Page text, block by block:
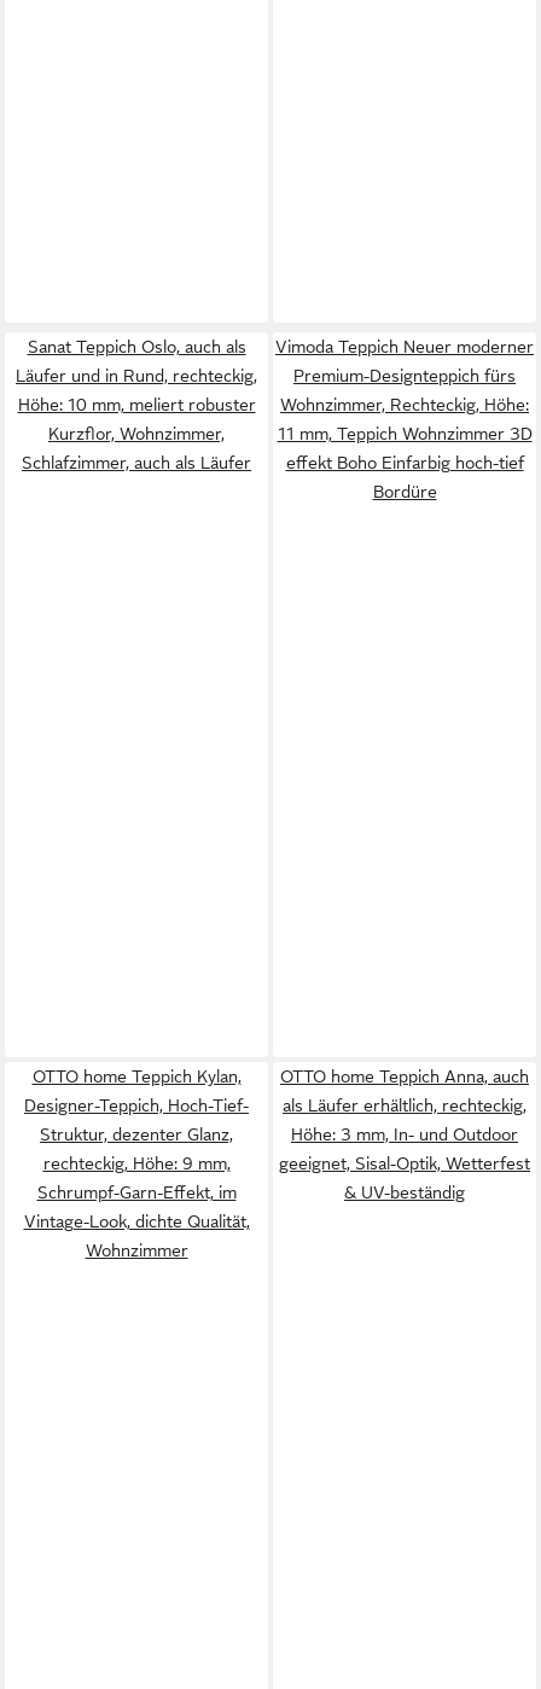
Sanat Teppich Oslo, auch als
Läufer und in Rund, rechteckig,
Höhe: 10 mm, meliert robuster
Kurzflor, Wohnzimmer,
Schlafzimmer, auch als Läufer
Vimoda Teppich Neuer moderner
Premium-Designteppich fürs
Wohnzimmer, Rechteckig, Höhe:
11 mm, Teppich Wohnzimmer 3D
effekt Boho Einfarbig hoch-tief
Bordüre
OTTO home Teppich Kylan,
Designer-Teppich, Hoch-Tief-
Struktur, dezenter Glanz,
rechteckig, Höhe: 9 mm,
Schrumpf-Garn-Effekt, im
Vintage-Look, dichte Qualität,
Wohnzimmer
OTTO home Teppich Anna, auch
als Läufer erhältlich, rechteckig,
Höhe: 3 mm, In- und Outdoor
geeignet, Sisal-Optik, Wetterfest
& UV-beständig